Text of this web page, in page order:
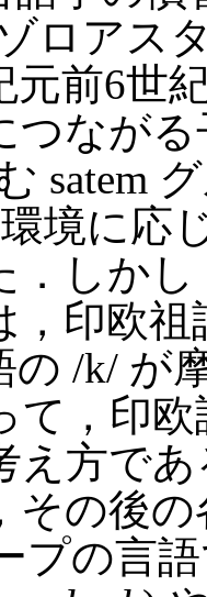
ロアス
元前6世
つなが
satem
境に応
．しか
，印欧
の /k/ が
て，印
え方であ
の後の
プの言